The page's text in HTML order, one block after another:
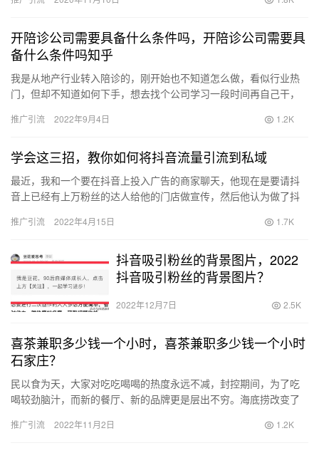
开陪诊公司需要具备什么条件吗，开陪诊公司需要具
备什么条件吗知乎
我是从地产行业转入陪诊的，刚开始也不知道怎么做，看似行业热
门，但却不知道如何下手，想去找个公司学习一段时间再自己干，
不愿意…
推广引流 2022年9月4日 1.2K
学会这三招，教你如何将抖音流量引流到私域
最近，我和一个要在抖音上投入广告的商家聊天，他现在是要请抖
音上已经有上万粉丝的达人给他的门店做宣传，然后他认为做了抖
看来他…
推广引流 2022年4月15日 1.7K
抖音吸引粉丝的背景图片，2022
抖音吸引粉丝的背景图片？
2022年12月7日 2.5K
喜茶兼职多少钱一个小时，喜茶兼职多少钱一个小时
石家庄？
民以食为天，大家对吃吃喝喝的热度永远不减，封控期间，为了吃
喝较劲脑汁，而新的餐厅、新的品牌更是层出不穷。海底捞改变了
觉得炒…
推广引流 2022年11月2日 1.2K